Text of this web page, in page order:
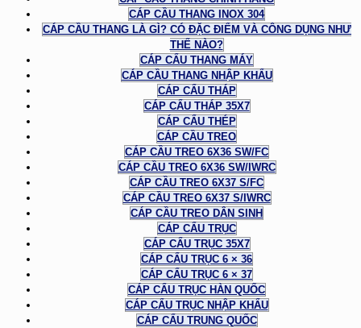
CÁP CẦU THANG INOX 304
CÁP CẦU THANG LÀ GÌ? CÓ ĐẶC ĐIỂM VÀ CÔNG DỤNG NHƯ
THẾ NÀO?
CÁP CẨU THANG MÁY
CÁP CẦU THANG NHẬP KHẨU
CÁP CẨU THÁP
CÁP CẨU THÁP 35X7
CÁP CẨU THÉP
CÁP CẦU TREO
CÁP CẦU TREO 6X36 SW/FC
CÁP CẦU TREO 6X36 SW/IWRC
CÁP CẦU TREO 6X37 S/FC
CÁP CẦU TREO 6X37 S/IWRC
CÁP CẦU TREO DÂN SINH
CÁP CẨU TRỤC
CÁP CẨU TRỤC 35X7
CÁP CẨU TRỤC 6 × 36
CÁP CẨU TRỤC 6 × 37
CÁP CẨU TRỤC HÀN QUỐC
CÁP CẨU TRỤC NHẬP KHẨU
CÁP CẨU TRUNG QUỐC